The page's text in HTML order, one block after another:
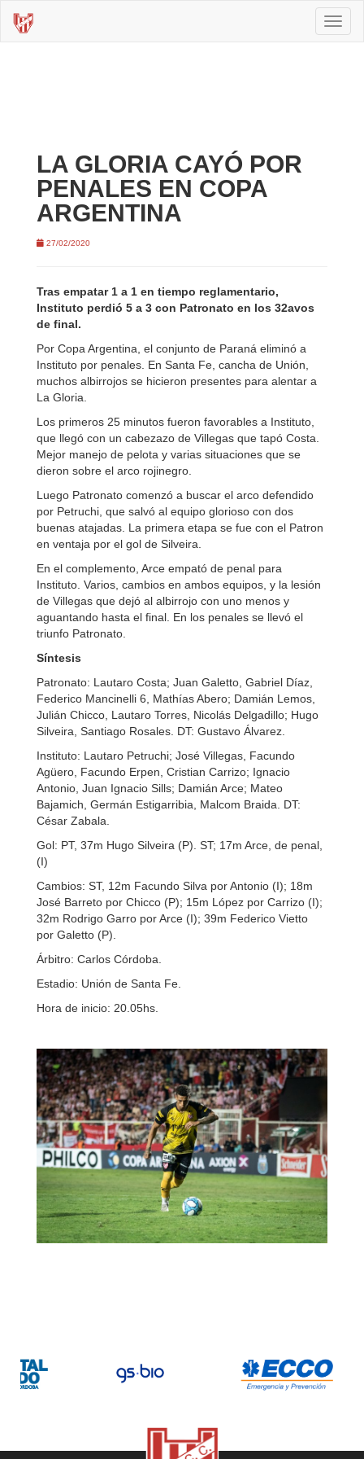
LA GLORIA CAYÓ POR
PENALES EN COPA
ARGENTINA
27/02/2020
Tras empatar 1 a 1 en tiempo reglamentario,
Instituto perdió 5 a 3 con Patronato en los 32avos
de final.
Por Copa Argentina, el conjunto de Paraná eliminó a
Instituto por penales. En Santa Fe, cancha de Unión,
muchos albirrojos se hicieron presentes para alentar a
La Gloria.
Los primeros 25 minutos fueron favorables a Instituto,
que llegó con un cabezazo de Villegas que tapó Costa.
Mejor manejo de pelota y varias situaciones que se
dieron sobre el arco rojinegro.
Luego Patronato comenzó a buscar el arco defendido
por Petruchi, que salvó al equipo glorioso con dos
buenas atajadas. La primera etapa se fue con el Patron
en ventaja por el gol de Silveira.
En el complemento, Arce empató de penal para
Instituto. Varios, cambios en ambos equipos, y la lesión
de Villegas que dejó al albirrojo con uno menos y
aguantando hasta el final. En los penales se llevó el
triunfo Patronato.
Síntesis
Patronato: Lautaro Costa; Juan Galetto, Gabriel Díaz,
Federico Mancinelli 6, Mathías Abero; Damián Lemos,
Julián Chicco, Lautaro Torres, Nicolás Delgadillo; Hugo
Silveira, Santiago Rosales. DT: Gustavo Álvarez.
Instituto: Lautaro Petruchi; José Villegas, Facundo
Agüero, Facundo Erpen, Cristian Carrizo; Ignacio
Antonio, Juan Ignacio Sills; Damián Arce; Mateo
Bajamich, Germán Estigarribia, Malcom Braida. DT:
César Zabala.
Gol: PT, 37m Hugo Silveira (P). ST; 17m Arce, de penal,
(I)
Cambios: ST, 12m Facundo Silva por Antonio (I); 18m
José Barreto por Chicco (P); 15m López por Carrizo (I);
32m Rodrigo Garro por Arce (I); 39m Federico Vietto
por Galetto (P).
Árbitro: Carlos Córdoba.
Estadio: Unión de Santa Fe.
Hora de inicio: 20.05hs.